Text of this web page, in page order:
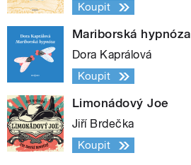
Koupit
Mariborská hypnóza
Dora Kaprálová
Koupit
Limonádový Joe
Jiří Brdečka
Koupit